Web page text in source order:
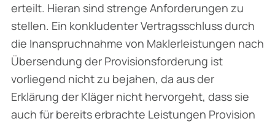
erteilt. Hieran sind strenge Anforderungen zu
stellen. Ein konkludenter Vertragsschluss durch
die Inanspruchnahme von Maklerleistungen nach
Übersendung der Provisionsforderung ist
vorliegend nicht zu bejahen, da aus der
Erklärung der Kläger nicht hervorgeht, dass sie
auch für bereits erbrachte Leistungen Provision